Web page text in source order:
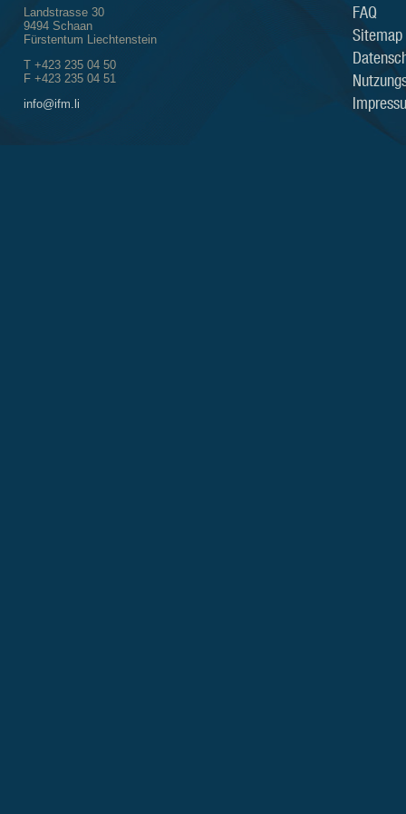
Landstrasse 30
9494 Schaan
Fürstentum Liechtenstein
T +423 235 04 50
F +423 235 04 51
info@ifm.li
FAQ
Sitemap